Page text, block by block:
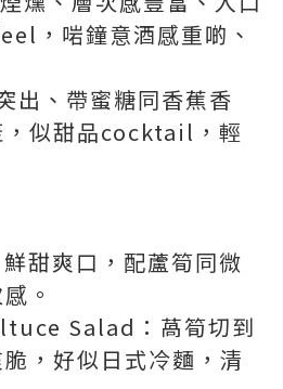
，啱鐘意酒感重啲、
出、帶蜜糖同香蕉香
，似甜品cocktail，輕
甜爽口，配蘆筍同微
。
Salad：萵筍切到
，好似日式冷麵，清